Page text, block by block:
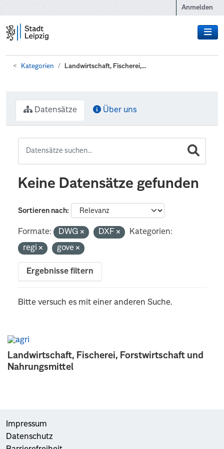
Anmelden
Kategorien Landwirtschaft, Fischerei,...
Landwirtschaft, Fischerei, Forstwirtschaft und
Nahrungsmittel
Datensätze Über uns
Keine Datensätze gefunden
Sortieren nach
Formate: DWG DXF
Kategorien:
regi
gove
Ergebnisse filtern
Bitte versuch es mit einer anderen Suche.
Impressum
Datenschutz